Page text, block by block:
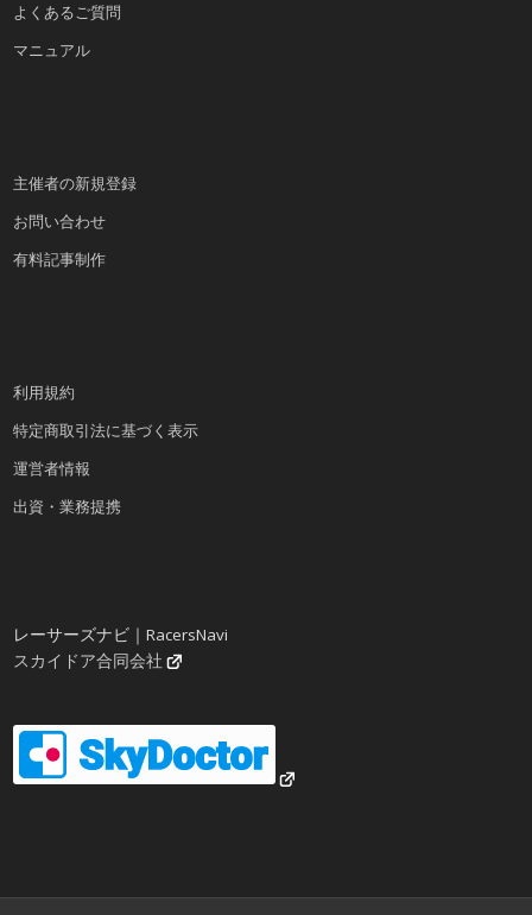
よくあるご質問
マニュアル
主催者の新規登録
お問い合わせ
有料記事制作
利用規約
特定商取引法に基づく表示
運営者情報
出資・業務提携
レーサーズナビ｜RacersNavi
スカイドア合同会社